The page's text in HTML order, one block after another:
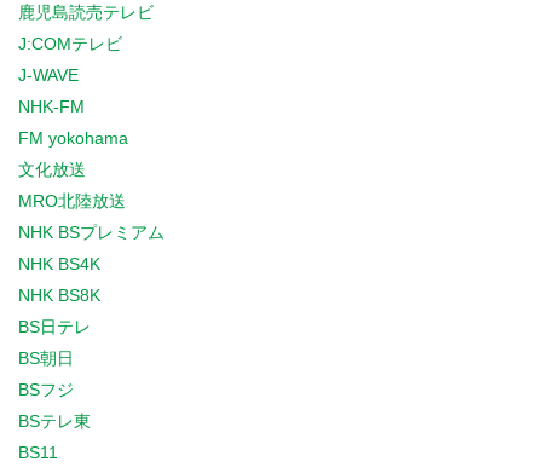
鹿児島読売テレビ
J:COMテレビ
J-WAVE
NHK-FM
FM yokohama
文化放送
MRO北陸放送
NHK BSプレミアム
NHK BS4K
NHK BS8K
BS日テレ
BS朝日
BSフジ
BSテレ東
BS11